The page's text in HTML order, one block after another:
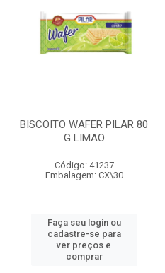
BISCOITO WAFER PILAR 80
G LIMAO
Código: 41237
Embalagem: CX\30
Faça seu login ou
cadastre-se para
ver preços e
comprar